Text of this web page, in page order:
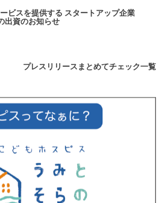
ビスを提供する スタートアップ企業
出資のお知らせ
プレスリリースまとめてチェック一覧